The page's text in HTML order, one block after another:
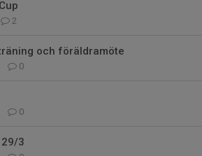
2
och föräldramöte
0
0
3